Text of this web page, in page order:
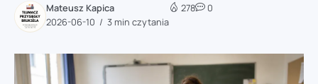
Mateusz Kapica
2026-06-10
3 min czytania
278 0